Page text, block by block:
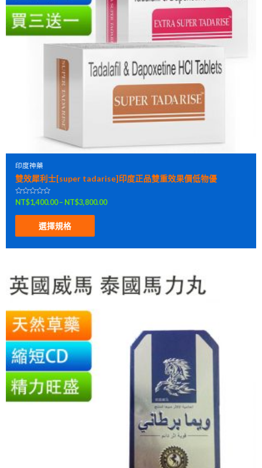
印度神藥
雙效犀利士[super tadarise]印度正品雙重效果價低物優
評
分
0
NT$1,400.00– NT$3,800.00
選擇規格